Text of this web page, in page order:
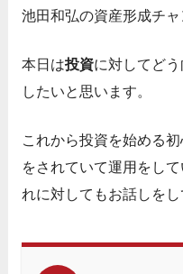
池田和弘の資産形成チャ
本日は投資に対してど
したいと思います。
これから投資を始める
をされていて運用をし
れに対してもお話しをし